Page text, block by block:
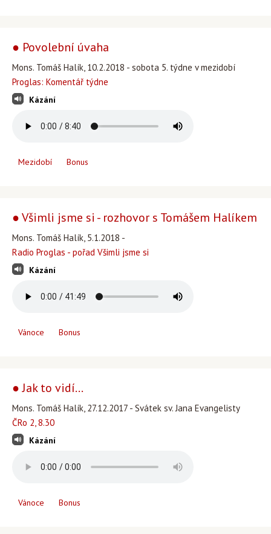
● Povolební úvaha
Mons. Tomáš Halík, 10.2.2018 - sobota 5. týdne v mezidobí
Proglas: Komentář týdne
Kázání
Mezidobí Bonus
● Všimli jsme si - rozhovor s Tomášem Halíkem
Mons. Tomáš Halík, 5.1.2018 -
Radio Proglas - pořad Všimli jsme si
Kázání
Vánoce Bonus
● Jak to vidí...
Mons. Tomáš Halík, 27.12.2017 - Svátek sv. Jana Evangelisty
ČRo 2, 8.30
Kázání
Vánoce Bonus